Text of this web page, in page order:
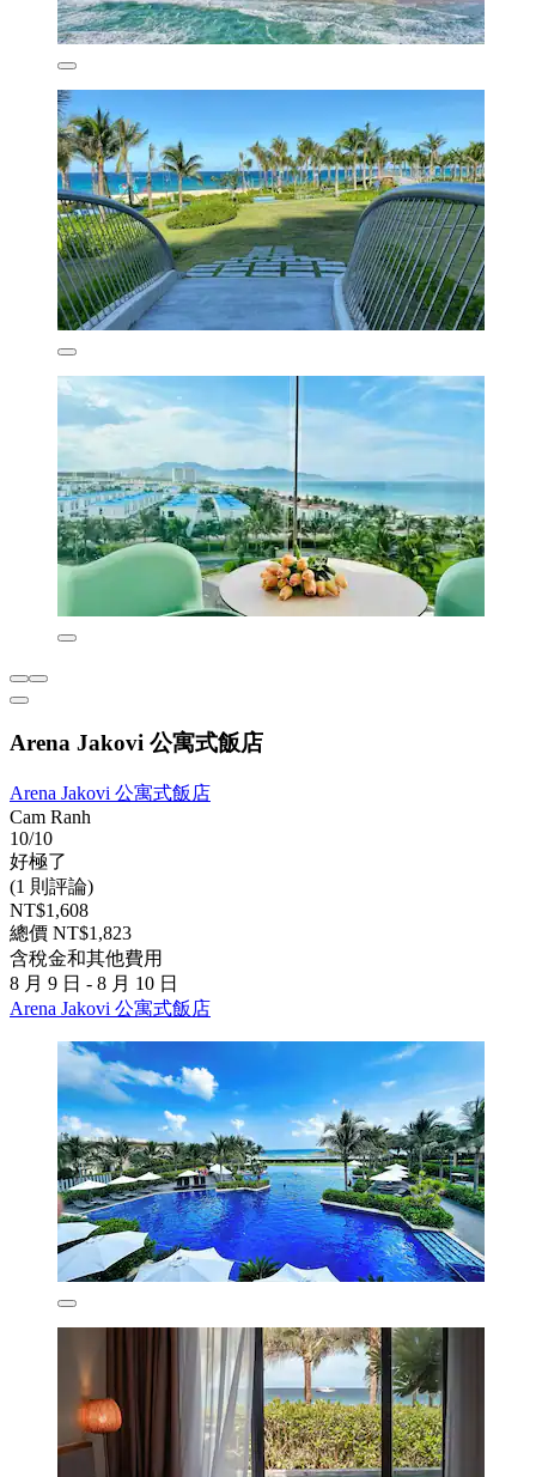
Arena Jakovi 公寓式飯店
Arena Jakovi 公寓式飯店
Cam Ranh
10/10
好極了
(1 則評論)
NT$1,608
總價 NT$1,823
含稅金和其他費用
8 月 9 日 - 8 月 10 日
Arena Jakovi 公寓式飯店